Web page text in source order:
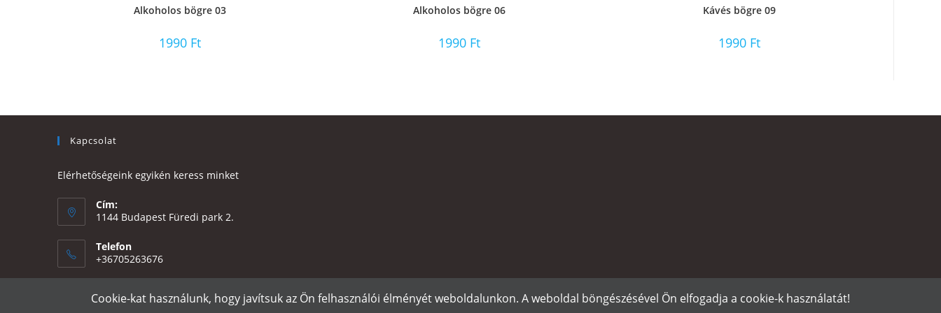
Alkoholos bögre 03
1990 Ft
Alkoholos bögre 06
1990 Ft
Kávés bögre 09
1990 Ft
Kapcsolat
Elérhetőségeink egyikén keress minket
Cím:
1144 Budapest Füredi park 2.
Telefon
+36705263676
eszter@e-design.huOpens
Cookie-kat használunk, hogy javítsuk az Ön felhasználói élményét weboldalunkon. A weboldal böngészésével Ön elfogadja a cookie-k használatát!